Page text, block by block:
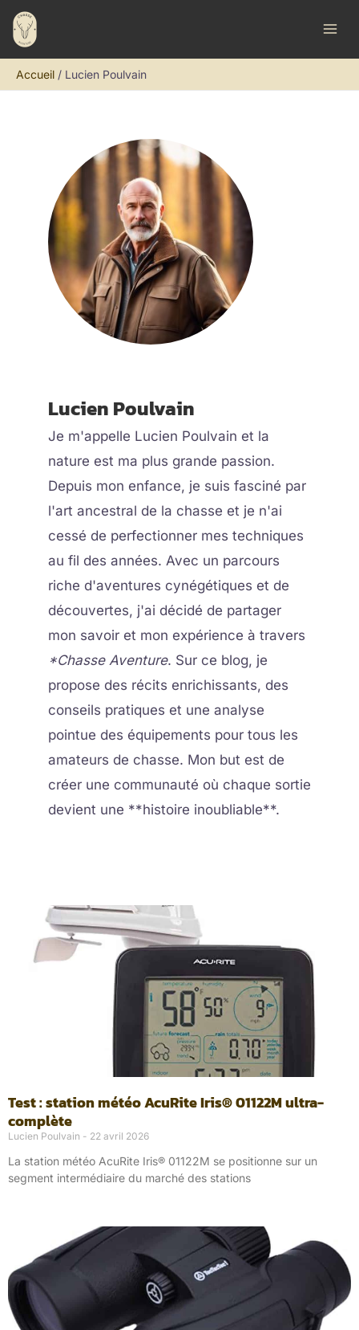
Aller
contenu
Accueil
Lucien Poulvain
Lucien Poulvain
Je m'appelle Lucien Poulvain et la
nature est ma plus grande passion.
Depuis mon enfance, je suis fasciné par
l'art ancestral de la chasse et je n'ai
cessé de perfectionner mes techniques
au fil des années. Avec un parcours
riche d'aventures cynégétiques et de
découvertes, j'ai décidé de partager
mon savoir et mon expérience à travers
*Chasse Aventure. Sur ce blog, je
propose des récits enrichissants, des
conseils pratiques et une analyse
pointue des équipements pour tous les
amateurs de chasse. Mon but est de
créer une communauté où chaque sortie
devient une **histoire inoubliable**.
Test : station météo AcuRite Iris® 01122M ultra-
complète
Lucien Poulvain 22 avril 2026
La station météo AcuRite Iris® 01122M se positionne sur un
segment intermédiaire du marché des stations